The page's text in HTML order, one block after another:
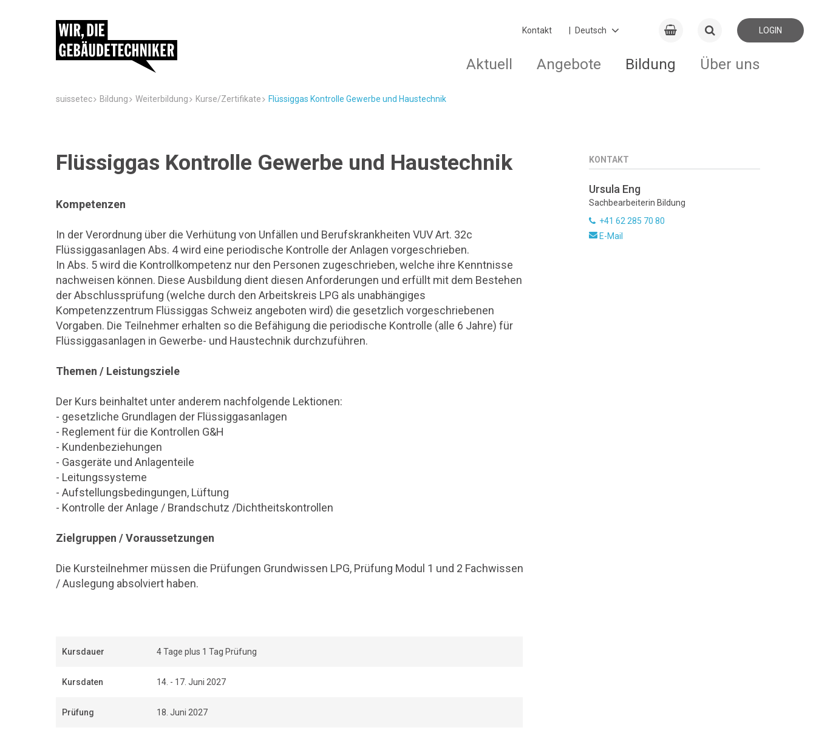
Kontakt LOGIN
Aktuell Angebote Bildung Über uns
suissetec Bildung Weiterbildung Kurse/Zertifikate Flüssiggas Kontrolle Gewerbe und Haustechnik
Flüssiggas Kontrolle Gewerbe und Haustechnik
Kompetenzen
In der Verordnung über die Verhütung von Unfällen und Berufskrankheiten VUV Art. 32c
Flüssiggasanlagen Abs. 4 wird eine periodische Kontrolle der Anlagen vorgeschrieben.
In Abs. 5 wird die Kontrollkompetenz nur den Personen zugeschrieben, welche ihre Kenntnisse
nachweisen können. Diese Ausbildung dient diesen Anforderungen und erfüllt mit dem Bestehen
der Abschlussprüfung (welche durch den Arbeitskreis LPG als unabhängiges
Kompetenzzentrum Flüssiggas Schweiz angeboten wird) die gesetzlich vorgeschriebenen
Vorgaben. Die Teilnehmer erhalten so die Befähigung die periodische Kontrolle (alle 6 Jahre) für
Flüssiggasanlagen in Gewerbe- und Haustechnik durchzuführen.
Themen / Leistungsziele
Der Kurs beinhaltet unter anderem nachfolgende Lektionen:
- gesetzliche Grundlagen der Flüssiggasanlagen
- Reglement für die Kontrollen G&H
- Kundenbeziehungen
- Gasgeräte und Anlagenteile
- Leitungssysteme
- Aufstellungsbedingungen, Lüftung
- Kontrolle der Anlage / Brandschutz /Dichtheitskontrollen
Zielgruppen / Voraussetzungen
Die Kursteilnehmer müssen die Prüfungen Grundwissen LPG, Prüfung Modul 1 und 2 Fachwissen
/ Auslegung absolviert haben.
Kursdauer 4 Tage plus 1 Tag Prüfung
Kursdaten 14. - 17. Juni 2027
Prüfung 18. Juni 2027
KONTAKT
Ursula Eng
Sachbearbeiterin Bildung
+41 62 285 70 80
E-Mail